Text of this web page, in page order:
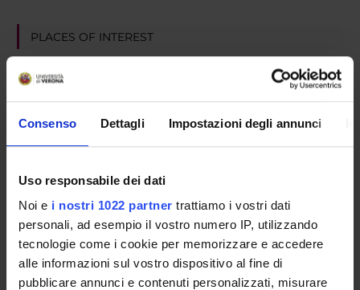
Consenso Dettagli Impostazioni degli annunci
Uso responsabile dei dati
Noi e i nostri 1022 partner trattiamo i vostri dati
personali, ad esempio il vostro numero IP, utilizzando
tecnologie come i cookie per memorizzare e accedere
alle informazioni sul vostro dispositivo al fine di
pubblicare annunci e contenuti personalizzati, misurare
PLACES OF INTEREST